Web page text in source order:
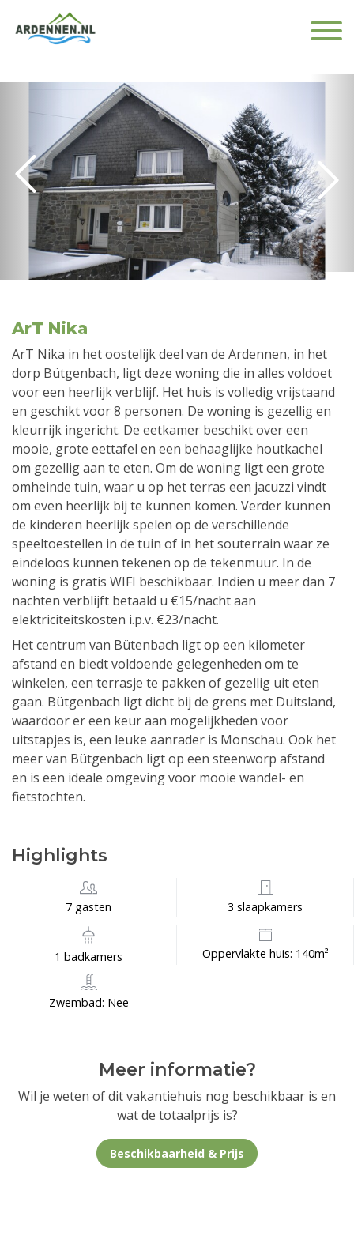
ArT Nika
ArT Nika in het oostelijk deel van de Ardennen, in het
dorp Bütgenbach, ligt deze woning die in alles voldoet
voor een heerlijk verblijf. Het huis is volledig vrijstaand
en geschikt voor 8 personen. De woning is gezellig en
kleurrijk ingericht. De eetkamer beschikt over een
mooie, grote eettafel en een behaaglijke houtkachel
om gezellig aan te eten. Om de woning ligt een grote
omheinde tuin, waar u op het terras een jacuzzi vindt
om even heerlijk bij te kunnen komen. Verder kunnen
de kinderen heerlijk spelen op de verschillende
speeltoestellen in de tuin of in het souterrain waar ze
eindeloos kunnen tekenen op de tekenmuur. In de
woning is gratis WIFI beschikbaar. Indien u meer dan 7
nachten verblijft betaald u €15/nacht aan
elektriciteitskosten i.p.v. €23/nacht.
Het centrum van Bütenbach ligt op een kilometer
afstand en biedt voldoende gelegenheden om te
winkelen, een terrasje te pakken of gezellig uit eten
gaan. Bütgenbach ligt dicht bij de grens met Duitsland,
waardoor er een keur aan mogelijkheden voor
uitstapjes is, een leuke aanrader is Monschau. Ook het
meer van Bütgenbach ligt op een steenworp afstand
en is een ideale omgeving voor mooie wandel- en
fietstochten.
Highlights
7 gasten 3 slaapkamers
1 badkamers Oppervlakte huis: 140m²
Zwembad: Nee
Meer informatie?
Wil je weten of dit vakantiehuis nog beschikbaar is en
wat de totaalprijs is?
Beschikbaarheid & Prijs